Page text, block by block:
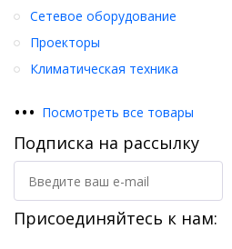
Сетевое оборудование
Проекторы
Климатическая техника
••• Посмотреть все товары
Подписка на рассылку
Присоединяйтесь к нам: